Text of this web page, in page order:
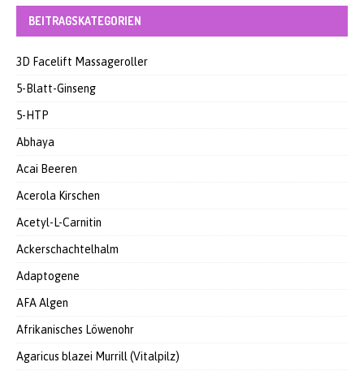
BEITRAGSKATEGORIEN
3D Facelift Massageroller
5-Blatt-Ginseng
5-HTP
Abhaya
Acai Beeren
Acerola Kirschen
Acetyl-L-Carnitin
Ackerschachtelhalm
Adaptogene
AFA Algen
Afrikanisches Löwenohr
Agaricus blazei Murrill (Vitalpilz)